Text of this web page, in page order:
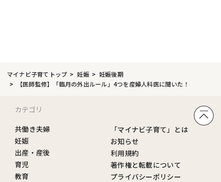
マイナビ子育てトップ 妊娠
妊娠後期
【医師監修】「臨月の外出ルール」4つを産婦人科医に聞いた！
カテゴリ
共働き夫婦
妊娠
出産・産後
育児
教育
「マイナビ子育て」とは
お知らせ
利用規約
著作権と転載について
プライバシーポリシー